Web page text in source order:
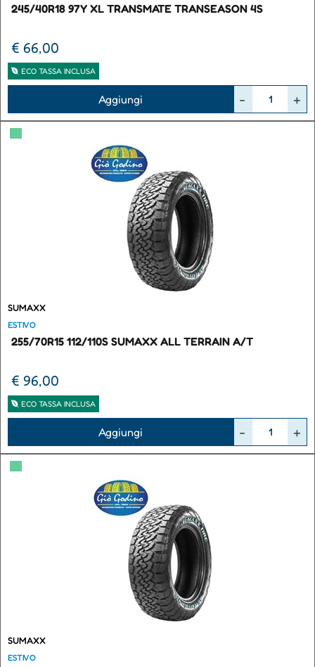
245/40R18 97Y XL TRANSMATE TRANSEASON 4S
€ 66,00
ECO TASSA INCLUSA
Aggiungi
▀
SUMAXX
ESTIVO
255/70R15 112/110S SUMAXX ALL TERRAIN A/T
€ 96,00
ECO TASSA INCLUSA
Aggiungi
▀
SUMAXX
ESTIVO